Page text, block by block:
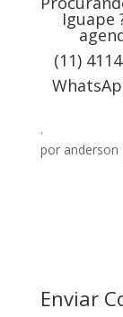
Iguape
(11)
.
por anderson
Enviar